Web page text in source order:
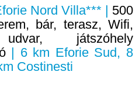
Nord Villa*** | 500
bár, terasz, Wifi,
udvar, játszóhely
| 6 km Eforie Sud, 8
Costinesti